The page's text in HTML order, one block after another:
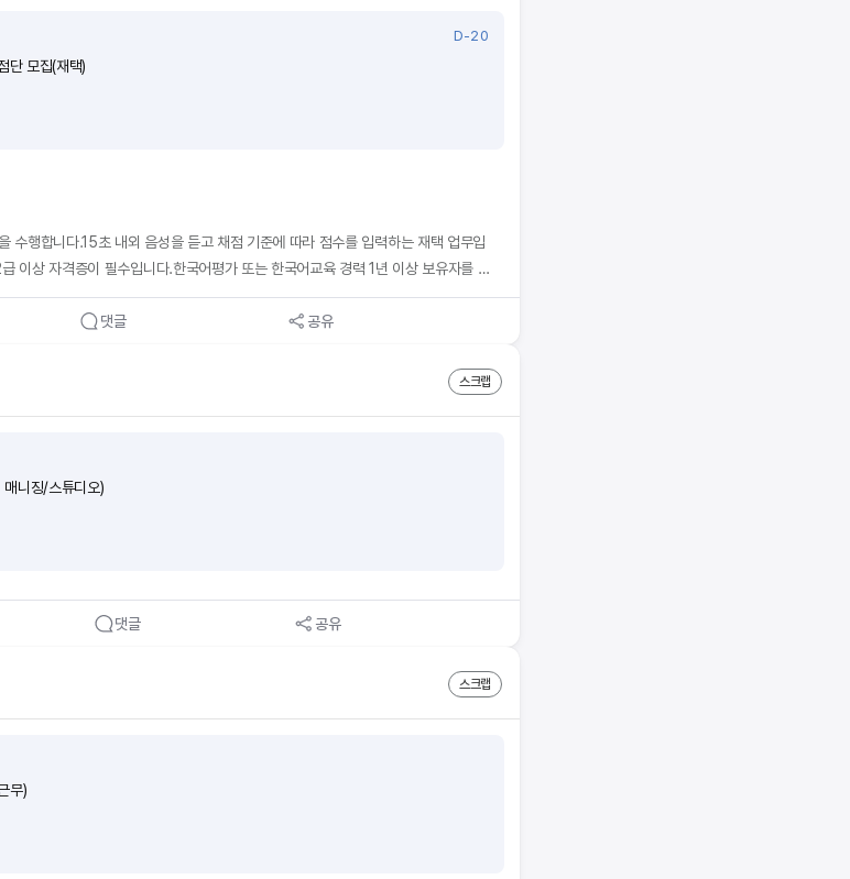
D-20
단 모집(재택)
수행합니다.15초 내외 음성을 듣고 채점 기준에 따라 점수를 입력하는 재택 업무입
이상 자격증이 필수입니다.한국어평가 또는 한국어교육 경력 1년 이상 보유자를 모
제약 없이 근무할 수 있습니다.
댓글 공유
스크랩
니징/스튜디오)
댓글 공유
스크랩
무)